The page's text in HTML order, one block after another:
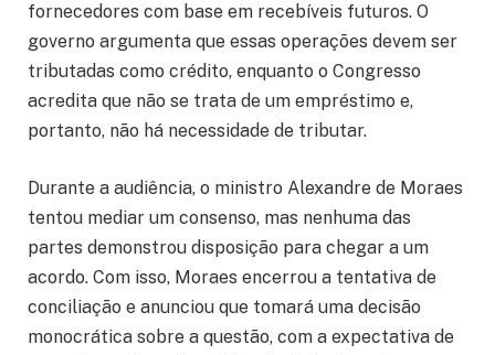
fornecedores com base em recebíveis futuros. O
governo argumenta que essas operações devem ser
tributadas como crédito, enquanto o Congresso
acredita que não se trata de um empréstimo e,
portanto, não há necessidade de tributar.
Durante a audiência, o ministro Alexandre de Moraes
tentou mediar um consenso, mas nenhuma das
partes demonstrou disposição para chegar a um
acordo. Com isso, Moraes encerrou a tentativa de
conciliação e anunciou que tomará uma decisão
monocrática sobre a questão, com a expectativa de